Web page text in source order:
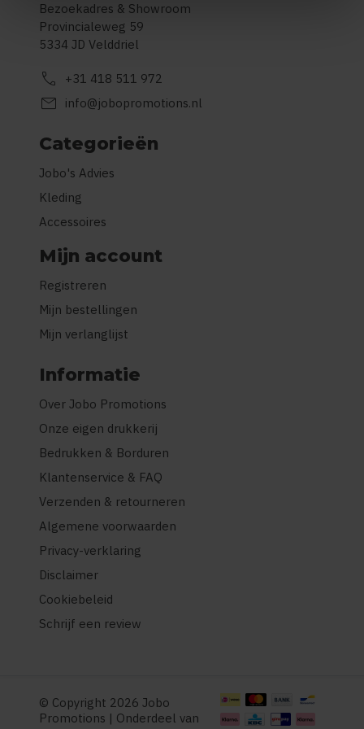
Bezoekadres & Showroom
Provincialeweg 59
5334 JD Velddriel
call +31 418 511 972
mail info@jobopromotions.nl
Categorieën
Jobo's Advies
Kleding
Accessoires
Mijn account
Registreren
Mijn bestellingen
Mijn verlanglijst
Informatie
Over Jobo Promotions
Onze eigen drukkerij
Bedrukken & Borduren
Klantenservice & FAQ
Verzenden & retourneren
Algemene voorwaarden
Privacy-verklaring
Disclaimer
Cookiebeleid
Schrijf een review
© Copyright 2026 Jobo
Promotions | Onderdeel van